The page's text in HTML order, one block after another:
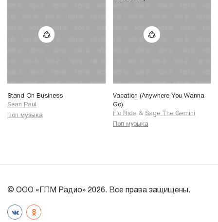
Stand On Business
Sean Paul
Поп музыка
Vacation (Anywhere You Wanna
Go)
Flo Rida & Sage The Gemini
Поп музыка
© ООО «ГПМ Радио» 2026. Все права защищены.